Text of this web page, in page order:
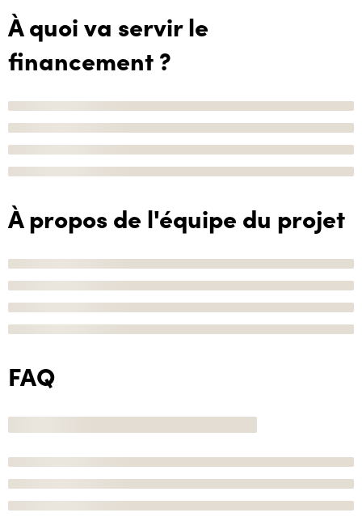
À quoi va servir le
financement ?
À propos de l'équipe du projet
FAQ